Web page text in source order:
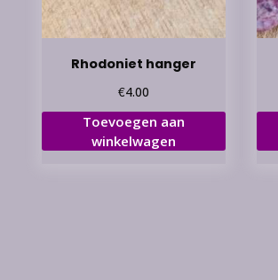
Rhodoniet hanger
€4.00
Toevoegen aan
winkelwagen